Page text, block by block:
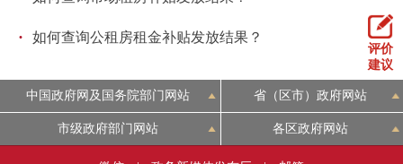
· 如何查询公租房租金补贴发放结果？
评价
建议
中国政府网及国务院部门网站 省（区市）政府网站
市级政府部门网站 各区政府网站